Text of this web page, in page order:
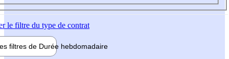
le filtre du type de contrat
filtres de Durée hebdomadaire